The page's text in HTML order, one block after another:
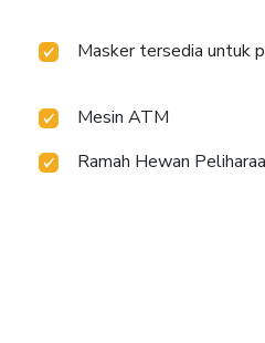
Masker tersedia untuk
Mesin ATM
Ramah Hewan